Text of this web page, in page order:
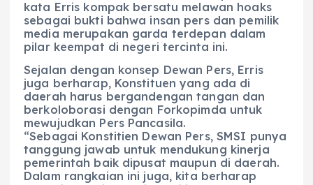
kata Erris kompak bersatu melawan hoaks
sebagai bukti bahwa insan pers dan pemilik
media merupakan garda terdepan dalam
pilar keempat di negeri tercinta ini.
Sejalan dengan konsep Dewan Pers, Erris
juga berharap, Konstituen yang ada di
daerah harus bergandengan tangan dan
berkoloborasi dengan Forkopimda untuk
mewujudkan Pers Pancasila.
“Sebagai Konstitien Dewan Pers, SMSI punya
tanggung jawab untuk mendukung kinerja
pemerintah baik dipusat maupun di daerah.
Dalam rangkaian ini juga, kita berharap